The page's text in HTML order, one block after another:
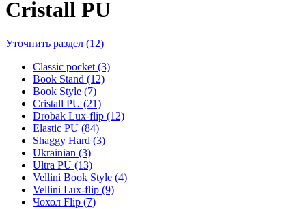
Cristall PU
Уточнить раздел (12)
Classic pocket (3)
Book Stand (12)
Book Style (7)
Cristall PU (21)
Drobak Lux-flip (12)
Elastic PU (84)
Shaggy Hard (3)
Ukrainian (3)
Ultra PU (13)
Vellini Book Style (4)
Vellini Lux-flip (9)
Чохол Flip (7)